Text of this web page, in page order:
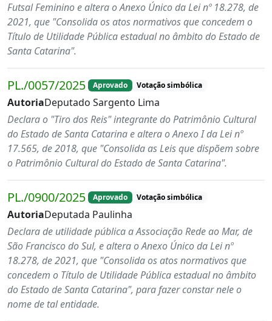
Futsal Feminino e altera o Anexo Único da Lei nº 18.278, de
2021, que "Consolida os atos normativos que concedem o
Título de Utilidade Pública estadual no âmbito do Estado de
Santa Catarina".
PL./0057/2025 Aprovado Votação simbólica
AutoriaDeputado Sargento Lima
Declara o "Tiro dos Reis" integrante do Patrimônio Cultural
do Estado de Santa Catarina e altera o Anexo I da Lei nº
17.565, de 2018, que "Consolida as Leis que dispõem sobre
o Patrimônio Cultural do Estado de Santa Catarina".
PL./0900/2025 Aprovado Votação simbólica
AutoriaDeputada Paulinha
Declara de utilidade pública a Associação Rede ao Mar, de
São Francisco do Sul, e altera o Anexo Único da Lei nº
18.278, de 2021, que "Consolida os atos normativos que
concedem o Título de Utilidade Pública estadual no âmbito
do Estado de Santa Catarina", para fazer constar nele o
nome de tal entidade.